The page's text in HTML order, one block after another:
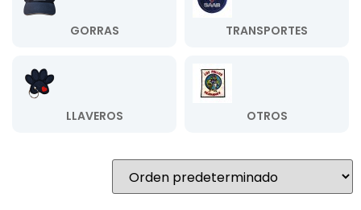
GORRAS TRANSPORTES
LLAVEROS OTROS